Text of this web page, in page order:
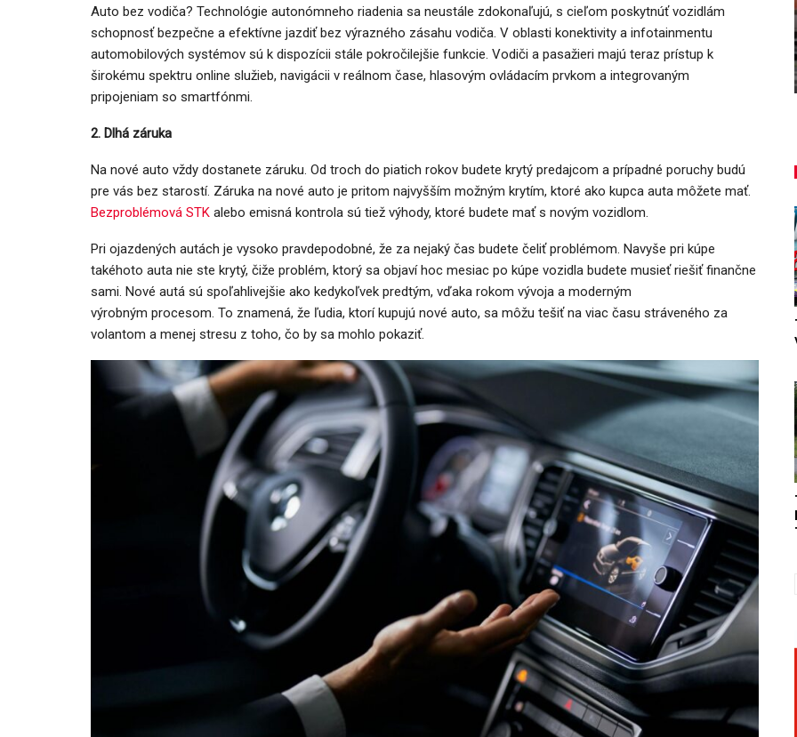
Auto bez vodiča? Technológie autonómneho riadenia sa neustále zdokonaľujú, s cieľom poskytnúť vozidlám
schopnosť bezpečne a efektívne jazdiť bez výrazného zásahu vodiča. V oblasti konektivity a infotainmentu
automobilových systémov sú k dispozícii stále pokročilejšie funkcie. Vodiči a pasažieri majú teraz prístup k
širokému spektru online služieb, navigácii v reálnom čase, hlasovým ovládacím prvkom a integrovaným
pripojeniam so smartfónmi.
2. Dlhá záruka
Na nové auto vždy dostanete záruku. Od troch do piatich rokov budete krytý predajcom a prípadné poruchy budú
pre vás bez starostí. Záruka na nové auto je pritom najvyšším možným krytím, ktoré ako kupca auta môžete mať.
Bezproblémová STK alebo emisná kontrola sú tiež výhody, ktoré budete mať s novým vozidlom.
Pri ojazdených autách je vysoko pravdepodobné, že za nejaký čas budete čeliť problémom. Navyše pri kúpe
takéhoto auta nie ste krytý, čiže problém, ktorý sa objaví hoc mesiac po kúpe vozidla budete musieť riešiť finančne
sami. Nové autá sú spoľahlivejšie ako kedykoľvek predtým, vďaka rokom vývoja a moderným
výrobným procesom. To znamená, že ľudia, ktorí kupujú nové auto, sa môžu tešiť na viac času stráveného za
volantom a menej stresu z toho, čo by sa mohlo pokaziť.
Túto akciu nesmieš vynechať!
TEST: Lexus UX sa pomaly lúči,
oplatí sa kúpiť ešte…
Peter varga